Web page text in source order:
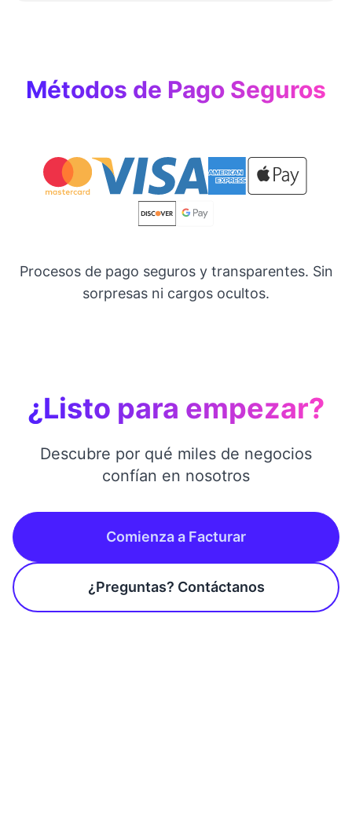
Métodos de Pago Seguros
Procesos de pago seguros y transparentes. Sin
sorpresas ni cargos ocultos.
¿Listo para empezar?
Descubre por qué miles de negocios
confían en nosotros
Comienza a Facturar
¿Preguntas? Contáctanos